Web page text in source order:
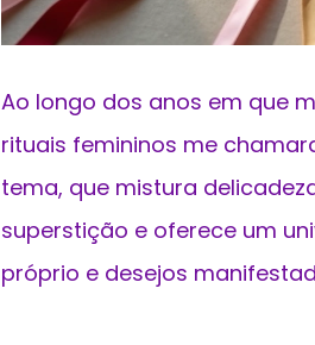
Ao longo dos anos em que
rituais femininos me
tema, que mistura
superstição e oferece um
próprio e desejos